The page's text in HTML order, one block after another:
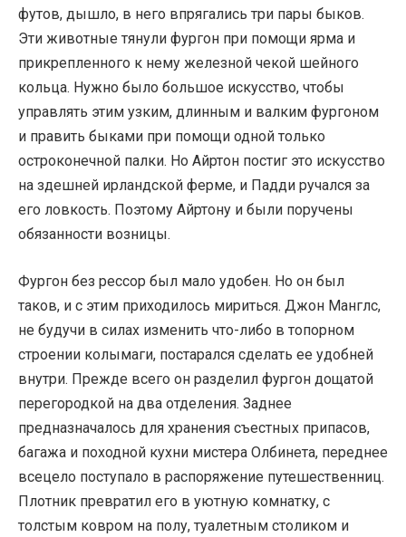
футов, дышло, в него впрягались три пары быков.
Эти животные тянули фургон при помощи ярма и
прикрепленного к нему железной чекой шейного
кольца. Нужно было большое искусство, чтобы
управлять этим узким, длинным и валким фургоном
и править быками при помощи одной только
остроконечной палки. Но Айртон постиг это искусство
на здешней ирландской ферме, и Падди ручался за
его ловкость. Поэтому Айртону и были поручены
обязанности возницы.
Фургон без рессор был мало удобен. Но он был
таков, и с этим приходилось мириться. Джон Манглс,
не будучи в силах изменить что-либо в топорном
строении колымаги, постарался сделать ее удобней
внутри. Прежде всего он разделил фургон дощатой
перегородкой на два отделения. Заднее
предназначалось для хранения съестных припасов,
багажа и походной кухни мистера Олбинета, переднее
всецело поступало в распоряжение путешественниц.
Плотник превратил его в уютную комнатку, с
толстым ковром на полу, туалетным столиком и